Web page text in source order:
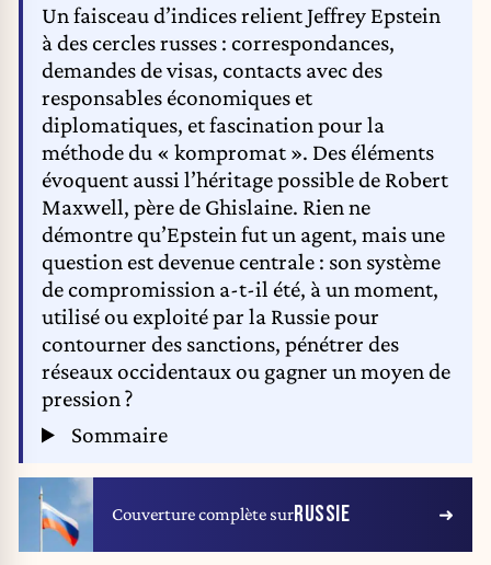
Un faisceau d’indices relient Jeffrey Epstein
à des cercles russes : correspondances,
demandes de visas, contacts avec des
responsables économiques et
diplomatiques, et fascination pour la
méthode du « kompromat ». Des éléments
évoquent aussi l’héritage possible de Robert
Maxwell, père de Ghislaine. Rien ne
démontre qu’Epstein fut un agent, mais une
question est devenue centrale : son système
de compromission a-t-il été, à un moment,
utilisé ou exploité par la Russie pour
contourner des sanctions, pénétrer des
réseaux occidentaux ou gagner un moyen de
pression ?
Sommaire
Couverture complète surRUSSIE